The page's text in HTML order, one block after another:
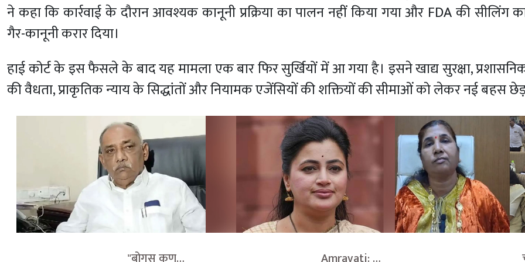
ने कहा कि कार्रवाई के दौरान आवश्यक कानूनी प्रक्रिया का पालन नहीं किया गया और FDA की सीलिंग
गैर-कानूनी करार दिया।
हाई कोर्ट के इस फैसले के बाद यह मामला एक बार फिर सुर्खियों में आ गया है। इसने खाद्य सुरक्षा, प्रशासनिक
की वैधता, प्राकृतिक न्याय के सिद्धांतों और नियामक एजेंसियों की शक्तियों की सीमाओं को लेकर नई बहस